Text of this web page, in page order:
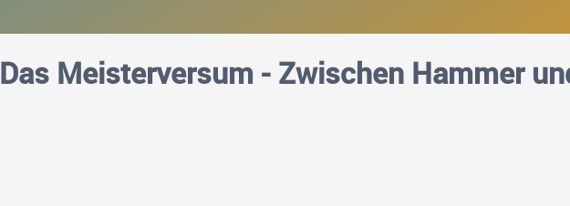
Das Meisterversum - Zwischen Hammer